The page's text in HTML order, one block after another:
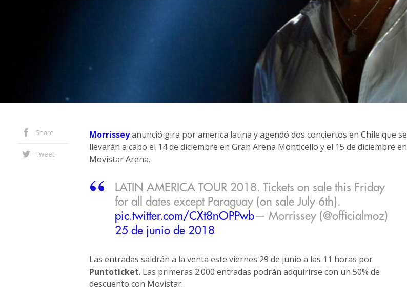
Share
Tweet
Morrisseyanunció gira por america latina y agendó dos conciertos en Chile que se
llevarán a cabo el 14 de diciembre en Gran Arena Monticello y el 15 de diciembre en
Movistar Arena.
LATIN AMERICA TOUR 2018. Tickets on sale this Friday
for all dates except Paraguay (on sale July 6th).
pic.twitter.com/CXt8nOPPwb— Morrissey (@officialmoz)
25 de junio de 2018
Las entradas saldrán a la venta este viernes 29 de junio a las 11 horas por
Puntoticket. Las primeras 2.000 entradas podrán adquirirse con un 50% de
descuento con Movistar.